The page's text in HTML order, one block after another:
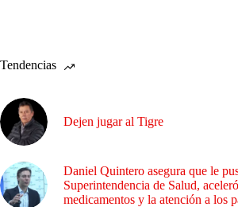
Tendencias
Dejen jugar al Tigre
Daniel Quintero asegura que le
Superintendencia de Salud,
medicamentos y la atención a los